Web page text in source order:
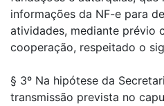
informações da NF-e para
atividades, mediante prévio
cooperação, respeitado o
§ 3º Na hipótese da
transmissão prevista no